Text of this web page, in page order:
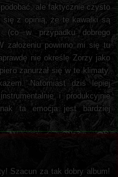
ale faktycznie czysto
z opinią, że te kawałki są
(co w przypadku dobrego
założeniu powinno mi się tu
nie określę Zorzy jako
zanurzał się w te klimaty,
Natomiast dziś lepiej
i produkcyjnie
ta emocja jest bardziej
Szacun za tak dobry album!